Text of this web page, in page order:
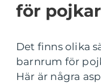
för pojkar
Det finns olika
barnrum för
Här är några